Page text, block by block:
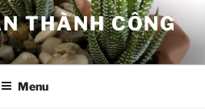
THÀNH CÔNG
Menu